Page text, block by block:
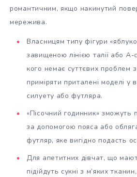
романтичним, якщо накинутий
мережива.
Власницям типу фігури
завищеною лінією талії або
кого немає суттєвих проблем
приміряти приталені моделі у
силуету або футляра.
«Пісочний годинник» зможуть
за допомогою пояса або
футляр, яке вигідно подасть
Для апетитних дівчат, що
підійдуть сукні з м’яких